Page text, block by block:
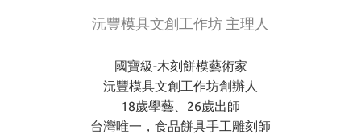
沅豐模具文創工作坊 主理人
國寶級-木刻餅模藝術家
沅豐模具文創工作坊創辦人
18歲學藝、26歲出師
台灣唯一，食品餅具手工雕刻師